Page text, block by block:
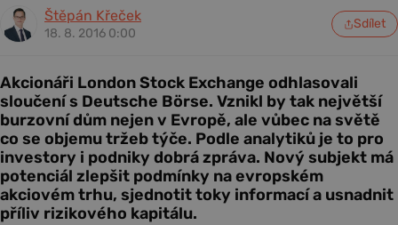
Štěpán Křeček
18. 8. 2016 0:00
Sdílet
Akcionáři London Stock Exchange odhlasovali
sloučení s Deutsche Börse. Vznikl by tak největší
burzovní dům nejen v Evropě, ale vůbec na světě
co se objemu tržeb týče. Podle analytiků je to pro
investory i podniky dobrá zpráva. Nový subjekt má
potenciál zlepšit podmínky na evropském
akciovém trhu, sjednotit toky informací a usnadnit
příliv rizikového kapitálu.